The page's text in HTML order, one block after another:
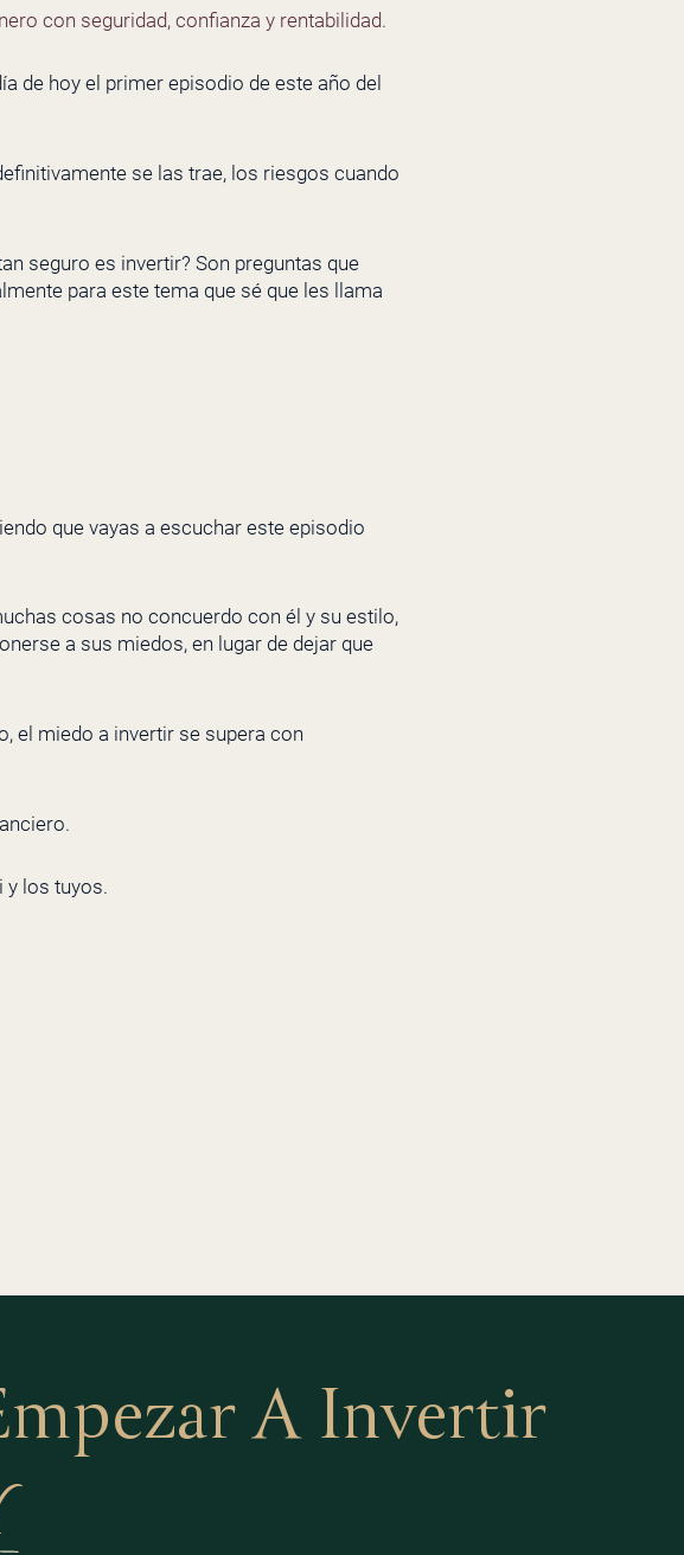
con seguridad, confianza y rentabilidad.
de hoy el primer episodio de este año del
se las trae, los riesgos cuando
seguro es invertir? Son preguntas que
para este tema que sé que les llama
que vayas a escuchar este episodio
cosas no concuerdo con él y su estilo,
a sus miedos, en lugar de dejar que
el miedo a invertir se supera con
y los tuyos.
A Invertir